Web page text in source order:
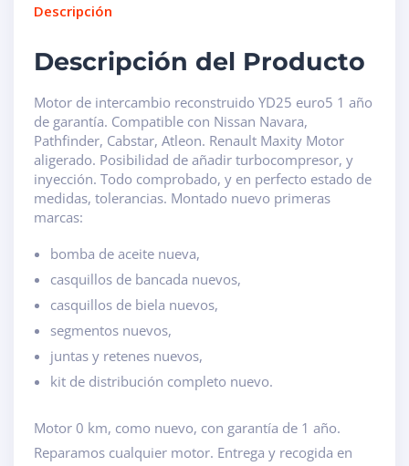
Descripción
Descripción del Producto
Motor de intercambio reconstruido YD25 euro5 1 año
de garantía. Compatible con Nissan Navara,
Pathfinder, Cabstar, Atleon. Renault Maxity Motor
aligerado. Posibilidad de añadir turbocompresor, y
inyección. Todo comprobado, y en perfecto estado de
medidas, tolerancias. Montado nuevo primeras
marcas:
bomba de aceite nueva,
casquillos de bancada nuevos,
casquillos de biela nuevos,
segmentos nuevos,
juntas y retenes nuevos,
kit de distribución completo nuevo.
Motor 0 km, como nuevo, con garantía de 1 año.
Reparamos cualquier motor. Entrega y recogida en